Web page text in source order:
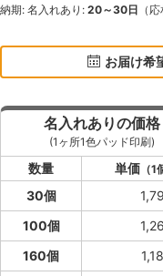
納期: 名入れあり: 20～30日 （
お届け希
名入れありの価格
(1ヶ所1色パッド印刷)
数量
単価 （1
30個
100個
160個